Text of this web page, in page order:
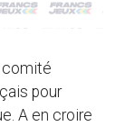
comité
pour
A en croire